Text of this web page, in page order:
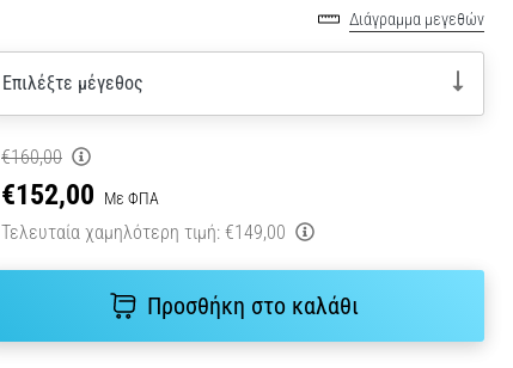
Διάγραμμα μεγεθών
Επιλέξτε μέγεθος
€160,00
€152,00 Με ΦΠΑ
Τελευταία χαμηλότερη τιμή: €149,00
Προσθήκη στο καλάθι